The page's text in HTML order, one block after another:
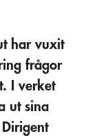
har vuxit
frågor
I verket
ut sina